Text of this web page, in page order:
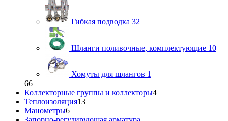
Гибкая подводка 32
Шланги поливочные, комплектующие 10
Хомуты для шлангов 1
66
Коллекторные группы и коллекторы4
Теплоизоляция13
Манометры6